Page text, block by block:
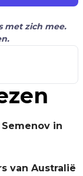
met zich mee.
in
van Australië